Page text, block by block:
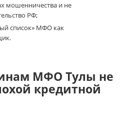
мошенничества и не
РФ;
список» МФО как
МФО Тулы не
кредитной